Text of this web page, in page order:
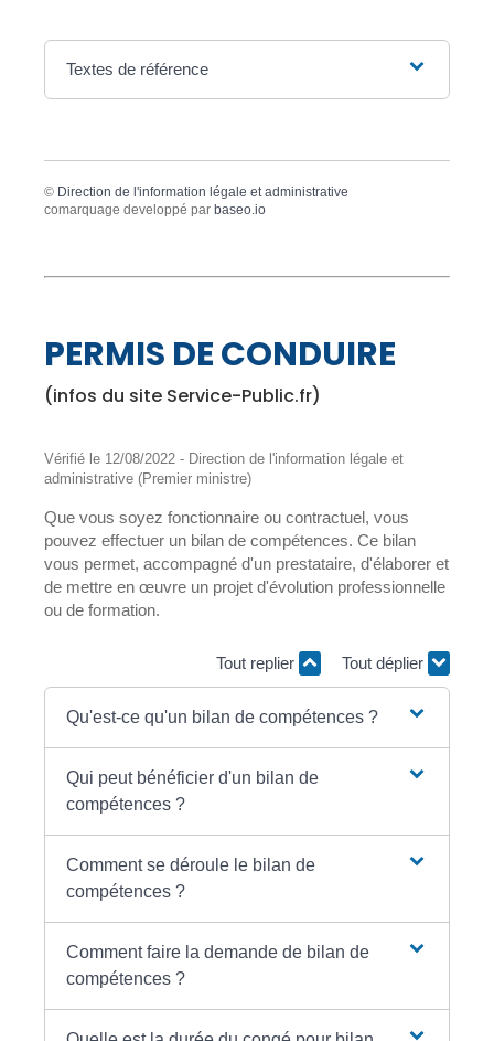
Textes de référence
© Direction de l'information légale et administrative
comarquage developpé par baseo.io
PERMIS DE CONDUIRE
(infos du site Service-Public.fr)
Vérifié le 12/08/2022 - Direction de l'information légale et
administrative (Premier ministre)
Que vous soyez fonctionnaire ou contractuel, vous
pouvez effectuer un bilan de compétences. Ce bilan
vous permet, accompagné d'un prestataire, d'élaborer et
de mettre en œuvre un projet d'évolution professionnelle
ou de formation.
Tout replier Tout déplier
Qu'est-ce qu'un bilan de compétences ?
Qui peut bénéficier d'un bilan de
compétences ?
Comment se déroule le bilan de
compétences ?
Comment faire la demande de bilan de
compétences ?